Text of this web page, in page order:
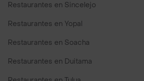
Restaurantes en Sincelejo
Restaurantes en Yopal
Restaurantes en Soacha
Restaurantes en Duitama